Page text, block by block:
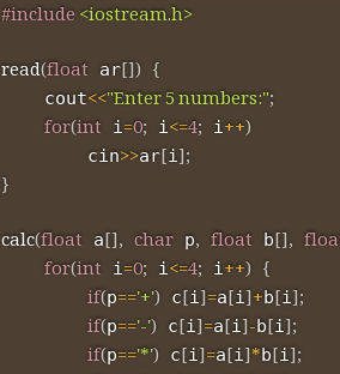
#include<iostream.h>
read(float ar[]) {
	cout
<<"Enter 5 numbers:";
for(int i=0; i<=4; i++)
		cin
>>ar[i];
}
calc(float a[], char p, float b[],
for(int i=0; i<=4; i++) {
if(p=='+') c[i]=a[i]+b[i];
if(p=='-') c[i]=a[i]-b[i];
if(p=='*') c[i]=a[i]*b[i];